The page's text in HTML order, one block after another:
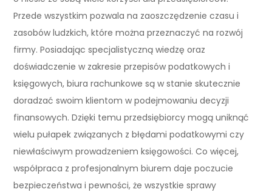
Przede wszystkim pozwala na zaoszczędzenie czasu i
zasobów ludzkich, które można przeznaczyć na rozwój
firmy. Posiadając specjalistyczną wiedzę oraz
doświadczenie w zakresie przepisów podatkowych i
księgowych, biura rachunkowe są w stanie skutecznie
doradzać swoim klientom w podejmowaniu decyzji
finansowych. Dzięki temu przedsiębiorcy mogą uniknąć
wielu pułapek związanych z błędami podatkowymi czy
niewłaściwym prowadzeniem księgowości. Co więcej,
współpraca z profesjonalnym biurem daje poczucie
bezpieczeństwa i pewności, że wszystkie sprawy